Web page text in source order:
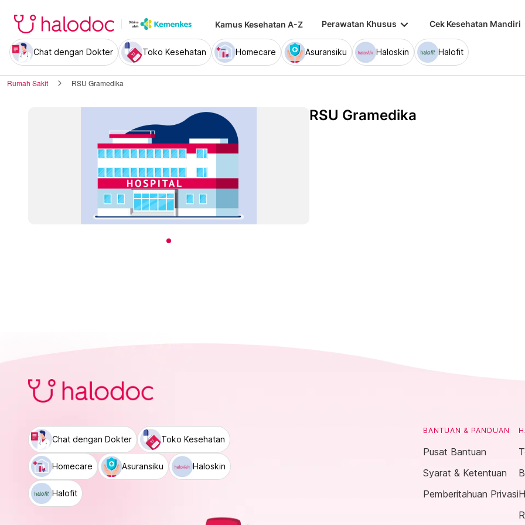
Kamus Kesehatan A-Z Perawatan Khusus keyboard_arrow_down Cek Kesehatan Mandiri
Chat dengan Dokter Toko Kesehatan Homecare Asuransiku Haloskin Halofit
Rumah Sakit RSU Gramedika
RSU Gramedika
Chat dengan Dokter Toko Kesehatan
Homecare Asuransiku Haloskin
Halofit
BANTUAN & PANDUAN
Pusat Bantuan
Syarat & Ketentuan
Pemberitahuan Privasi